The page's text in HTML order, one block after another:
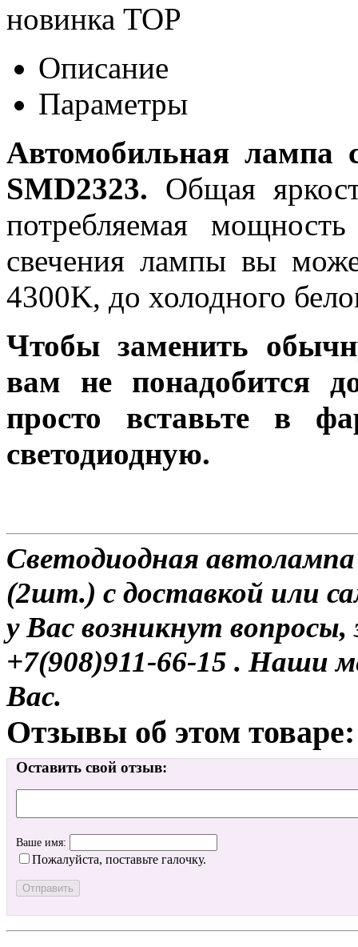
новинка TOP
Описание
Параметры
Автомобильная лампа
SMD2323. Общая
потребляемая
свечения лампы вы
4300K, до холодного
Чтобы заменить
вам не понадобится
просто вставьте в
светодиодную.
Светодиодная
(2шт.) с доставкой или
у Вас возникнут
+7(908)911-66-15 . Наши
Вас.
Отзывы об этом товаре:
Оставить свой отзыв:
Ваше имя:
Пожалуйста, поставьте галочку.